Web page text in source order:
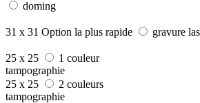
doming
31 x 31 Option la plus rapide gravure
25 x 25
1 couleur
tampographie
25 x 25
2 couleurs
tampographie